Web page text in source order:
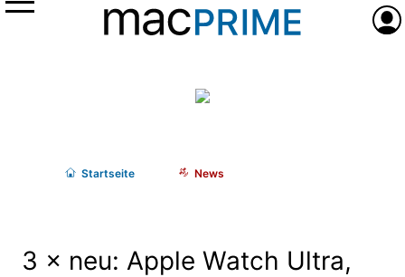
Menü
Startseite News
3 × neu: Apple Watch Ultra,